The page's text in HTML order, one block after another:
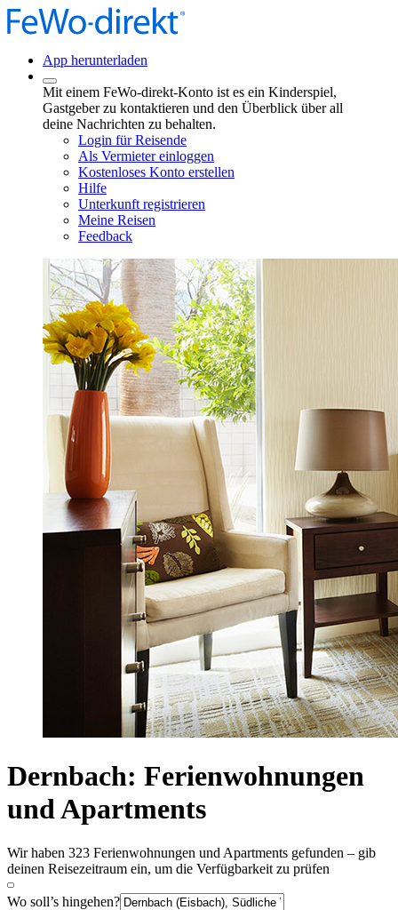
App herunterladen
Mit einem FeWo-direkt-Konto ist es ein Kinderspiel,
Gastgeber zu kontaktieren und den Überblick über all
deine Nachrichten zu behalten.
Login für Reisende
Als Vermieter einloggen
Kostenloses Konto erstellen
Hilfe
Unterkunft registrieren
Meine Reisen
Feedback
Dernbach: Ferienwohnungen
und Apartments
Wir haben 323 Ferienwohnungen und Apartments gefunden – gib
deinen Reisezeitraum ein, um die Verfügbarkeit zu prüfen
Wo soll’s hingehen?